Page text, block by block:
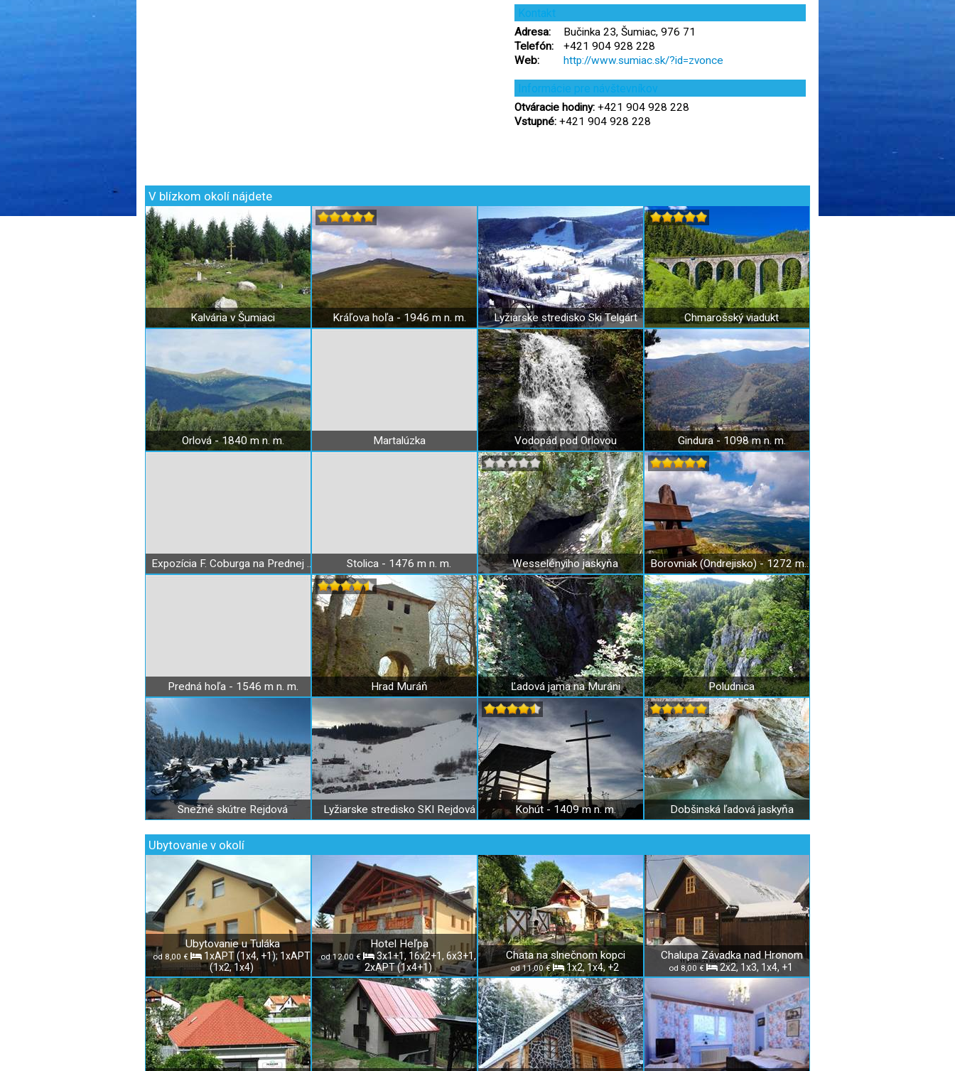
Kontakt
Adresa:
Bučinka 23, Šumiac, 976 71
Telefón:
+421 904 928 228
Web:
http://www.sumiac.sk/?id=zvonce
Informácie pre návštevníkov
Otváracie hodiny: +421 904 928 228
Vstupné: +421 904 928 228
V blízkom okolí nájdete
Kalvária v Šumiaci Kráľova hoľa - 1946 m n. m. Lyžiarske stredisko Ski Telgárt Chmarošský viadukt
Orlová - 1840 m n. m. Martalúzka Vodopád pod Orlovou Gindura - 1098 m n. m.
Expozícia F. Coburga na Prednej Hore Stolica - 1476 m n. m. Wesselényiho jaskyňa Borovniak (Ondrejisko) - 1272 m n. m.
Predná hoľa - 1546 m n. m. Hrad Muráň Ľadová jama na Muráni Poludnica
Snežné skútre Rejdová Lyžiarske stredisko SKI Rejdová Kohút - 1409 m n. m. Dobšinská ľadová jaskyňa
Ubytovanie v okolí
Ubytovanie u Tuláka
od 8,00 €
1xAPT (1x4, +1); 1xAPT
(1x2, 1x4)
Hotel Heľpa
od 12,00 €
3x1+1, 16x2+1, 6x3+1,
2xAPT (1x4+1)
Chata na slnečnom kopci
od 11,00 € 1x2, 1x4, +2
Chalupa Závadka nad Hronom
od 8,00 € 2x2, 1x3, 1x4, +1